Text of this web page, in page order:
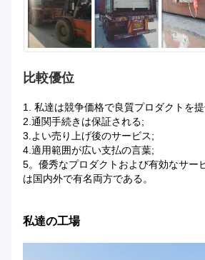
比較優位
1. 私達は競争価格で良質プロダクトを
2.通関手続きは保証される;
3.よい売り上げ後のサービス;
4.適用範囲が広い支払の言葉;
5。優秀なプロダクトおよび有効なサー
は国内外で有名両方である。
私達の工場